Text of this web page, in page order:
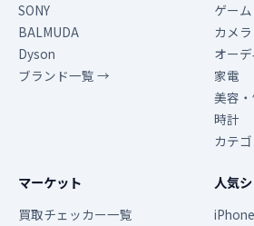
SONY
BALMUDA
Dyson
ブランド一覧 →
ゲーム
カメラ
オー
家電
美容
時計
カテ
マーケット
買取チェッカー一覧
人気